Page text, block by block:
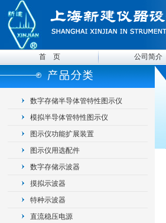
首 页 公司简介
数字存储半导体管特性图示仪
模拟半导体管特性图示仪
图示仪功能扩展装置
图示仪用选配件
数字存储示波器
摸拟示波器
特种示波器
直流稳压电源